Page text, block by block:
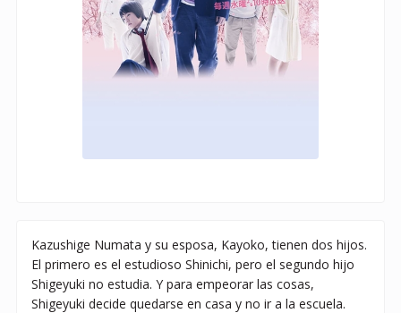
Kazushige Numata y su esposa, Kayoko, tienen dos hijos.
El primero es el estudioso Shinichi, pero el segundo hijo
Shigeyuki no estudia. Y para empeorar las cosas,
Shigeyuki decide quedarse en casa y no ir a la escuela.